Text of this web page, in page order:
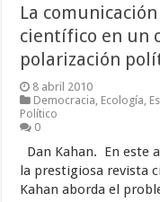
La
científico en un
polarización
8 abril 2010
Democracia Ecología
Político
0
Dan Kahan. En este
la prestigiosa revista
Kahan aborda el